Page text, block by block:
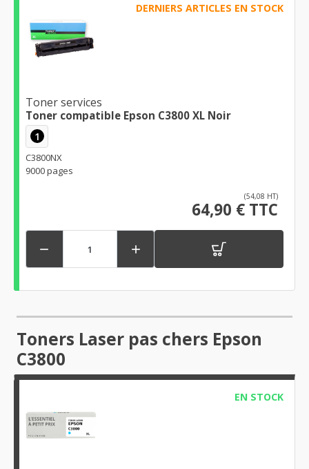
DERNIERS ARTICLES EN STOCK
Toner services
Toner compatible Epson C3800 XL Noir
1
C3800NX
9000 pages
(54,08 HT)
64,90 € TTC
 
Toners Laser pas chers Epson
C3800
EN STOCK